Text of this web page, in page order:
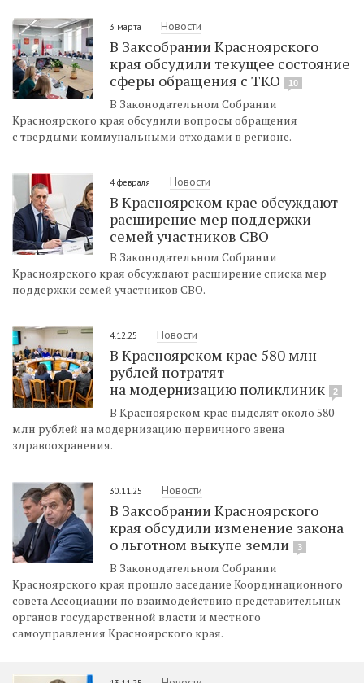
3 марта Новости
В Заксобрании Красноярского
края обсудили текущее состояние
сферы обращения с ТКО
10
В Законодательном Собрании
Красноярского края обсудили вопросы обращения
с твердыми коммунальными отходами в регионе.
4 февраля Новости
В Красноярском крае обсуждают
расширение мер поддержки
семей участников СВО
В Законодательном Собрании
Красноярского края обсуждают расширение списка мер
поддержки семей участников СВО.
4.12.25 Новости
В Красноярском крае 580 млн
рублей потратят
на модернизацию поликлиник
2
В Красноярском крае выделят около 580
млн рублей на модернизацию первичного звена
здравоохранения.
30.11.25 Новости
В Заксобрании Красноярского
края обсудили изменение закона
о льготном выкупе земли
3
В Законодательном Собрании
Красноярского края прошло заседание Координационного
совета Ассоциации по взаимодействию представительных
органов государственной власти и местного
самоуправления Красноярского края.